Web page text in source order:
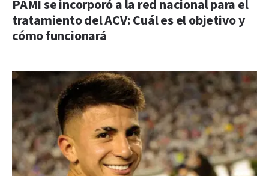
PAMI se incorporó a la red nacional para el
tratamiento del ACV: Cuál es el objetivo y
cómo funcionará